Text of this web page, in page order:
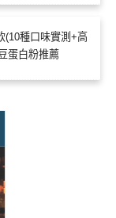
(10種口味實測+高
蛋白粉推薦